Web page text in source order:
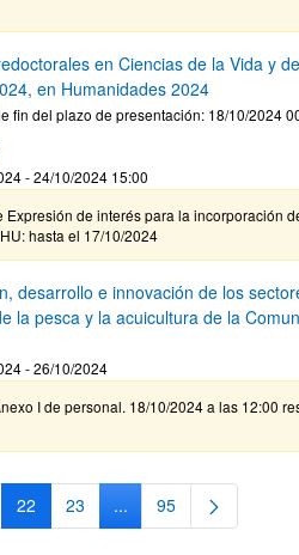
en Ciencias de la Vida y
en Humanidades 2024
fin del plazo de presentación: 18/10/2024
- 24/10/2024 15:00
de interés para la incorporación
hasta el 17/10/2024
desarrollo e innovación de los
la pesca y la acuicultura de la
- 26/10/2024
I de personal. 18/10/2024 a las 12:00
Use TAB para desplazarse.
Página
22 Página
23 ...Páginas intermedias
Página
95